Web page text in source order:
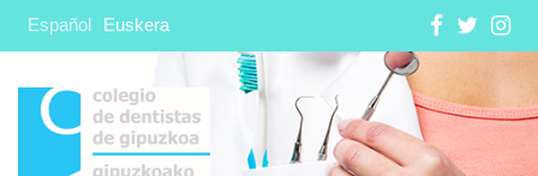
Español Euskera